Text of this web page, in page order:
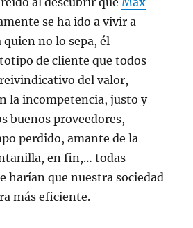
se ha ido a vivir a
quien no lo sepa, él
de cliente que todos
del valor,
la incompetencia, justo y
buenos proveedores,
perdido, amante de la
en fin,… todas
harían que nuestra sociedad
más eficiente.